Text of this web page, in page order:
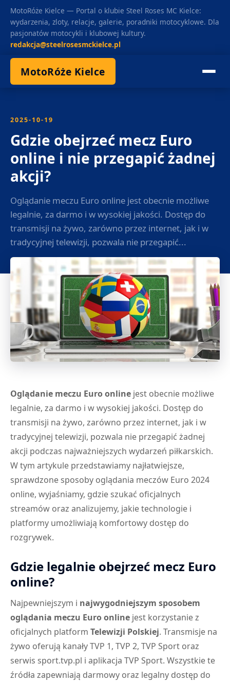
MotoRóże Kielce — Portal o klubie Steel Roses MC Kielce:
wydarzenia, zloty, relacje, galerie, poradniki motocyklowe. Dla
pasjonatów motocykli i klubowej kultury.
redakcja@steelrosesmckielce.pl
MotoRóże Kielce
2025-10-19
Gdzie obejrzeć mecz Euro
online i nie przegapić żadnej
akcji?
Oglądanie meczu Euro online jest obecnie możliwe
legalnie, za darmo i w wysokiej jakości. Dostęp do
transmisji na żywo, zarówno przez internet, jak i w
tradycyjnej telewizji, pozwala nie przegapić...
Oglądanie meczu Euro online jest obecnie możliwe
legalnie, za darmo i w wysokiej jakości. Dostęp do
transmisji na żywo, zarówno przez internet, jak i w
tradycyjnej telewizji, pozwala nie przegapić żadnej
akcji podczas najważniejszych wydarzeń piłkarskich.
W tym artykule przedstawiamy najłatwiejsze,
sprawdzone sposoby oglądania meczów Euro 2024
online, wyjaśniamy, gdzie szukać oficjalnych
streamów oraz analizujemy, jakie technologie i
platformy umożliwiają komfortowy dostęp do
rozgrywek.
Gdzie legalnie obejrzeć mecz Euro
online?
Najpewniejszym i najwygodniejszym sposobem
oglądania meczu Euro online jest korzystanie z
oficjalnych platform Telewizji Polskiej. Transmisje na
żywo oferują kanały TVP 1, TVP 2, TVP Sport oraz
serwis sport.tvp.pl i aplikacja TVP Sport. Wszystkie te
źródła zapewniają darmowy oraz legalny dostęp do